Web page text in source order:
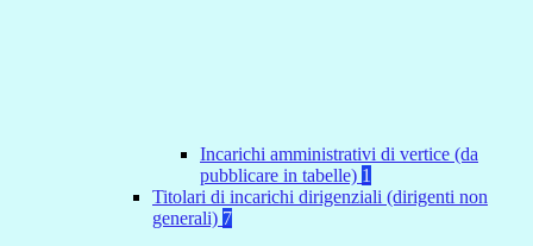
Incarichi amministrativi di vertice (da
pubblicare in tabelle) 1
Titolari di incarichi dirigenziali (dirigenti non
generali) 7